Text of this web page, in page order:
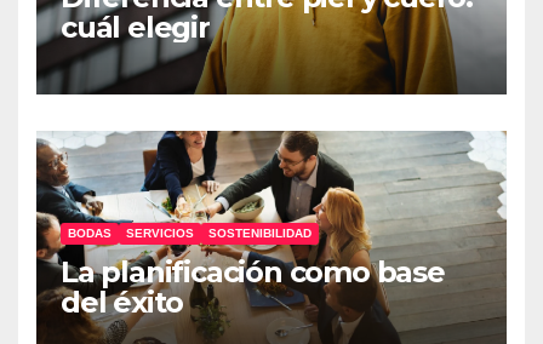
cuál elegir
BODAS SERVICIOS SOSTENIBILIDAD
La planificación como base
del éxito